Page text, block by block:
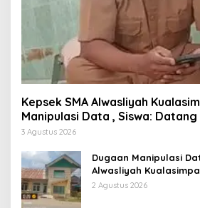
Kepsek SMA Alwasliyah
Manipulasi Data , Siswa: Datang
Dana MBG Disalurkan ke Guru &
3 Agustus 2026
Dugaan Manipulasi
Alwasliyah
Murid Tapi Terima
2 Agustus 2026